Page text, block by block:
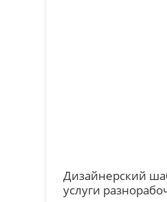
Дизайнерский
услуги